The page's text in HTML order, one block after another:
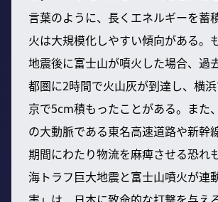
言葉のように、長くエネルギーを蓄
火は大規模化しやすい傾向がある。
地震後に富士山が噴火した場合、過
都圏に2時間で火山灰が到達し、横
京で5cm積もったことがある。また
の大動脈である東名高速道路や新幹
期間にわたり物流を麻痺させる恐れ
海トラフ巨大地震と富士山噴火が連